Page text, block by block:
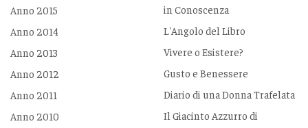
Anno 2015
Anno 2014
Anno 2013
Anno 2012
Anno 2011
Anno 2010
in Conoscenza
L'Angolo del Libro
Vivere o Esistere?
Gusto e Benessere
Diario di una Donna Trafelata
Il Giacinto Azzurro di